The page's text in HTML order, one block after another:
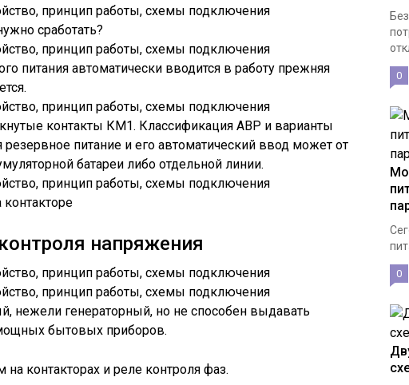
сработать?
питания автоматически вводится в работу прежняя
контакты КМ1. Классификация АВР и варианты
резервное питание и его автоматический ввод может от
батареи либо отдельной линии.
напряжения
нежели генераторный, но не способен выдавать
бытовых приборов.
контакторах и реле контроля фаз.
0
0